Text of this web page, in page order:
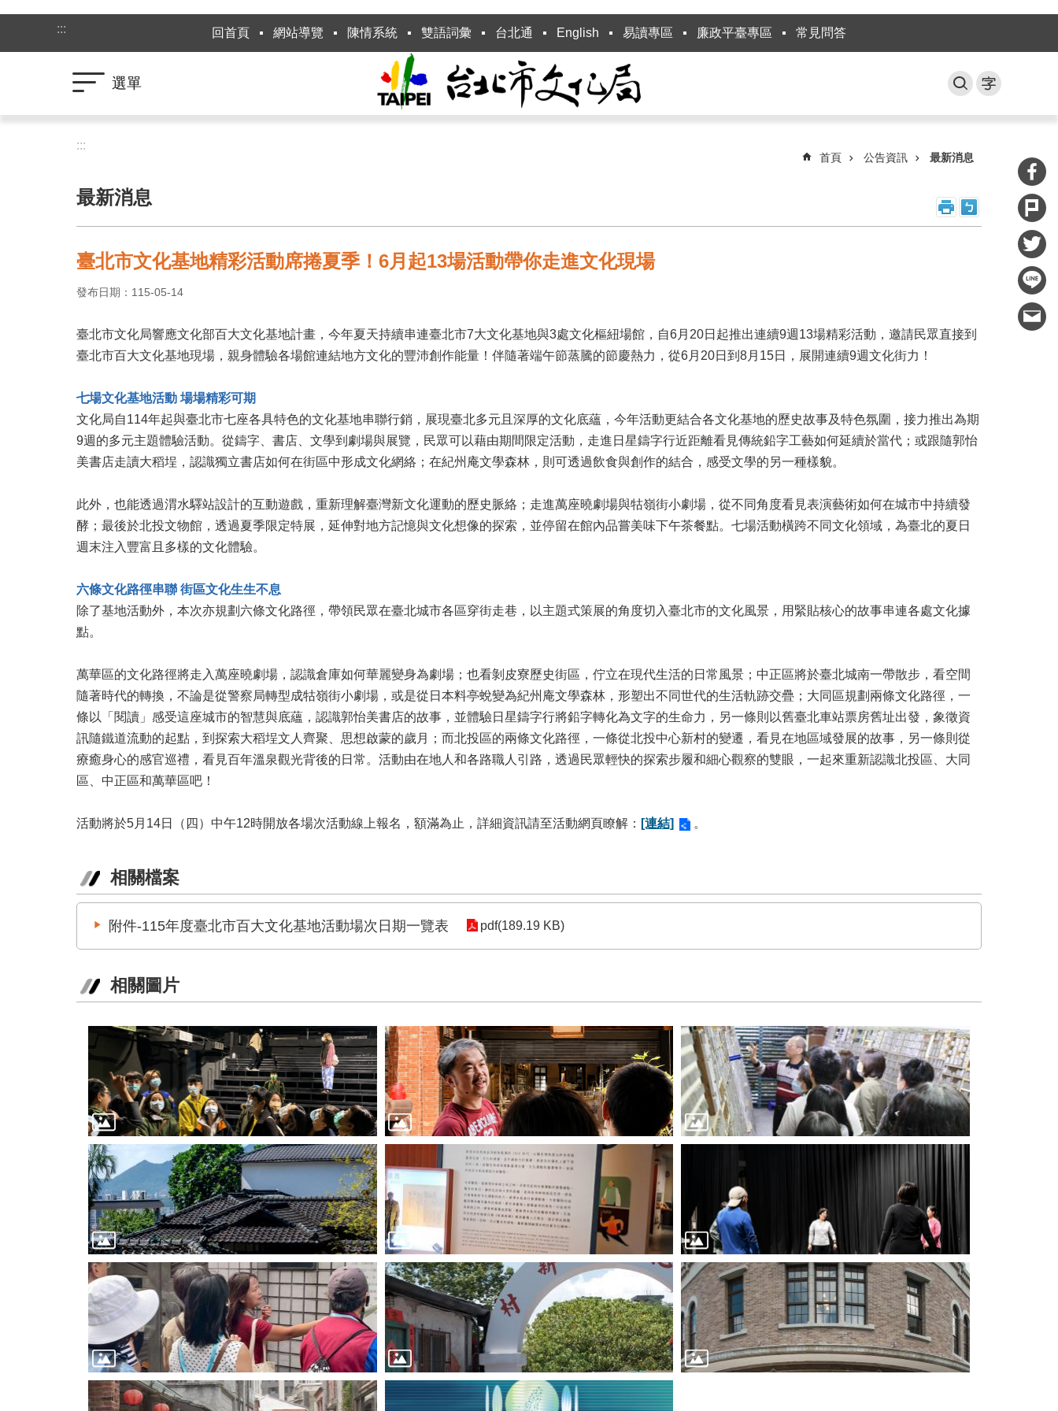
跳到主要內容區塊
:::
回首頁 網站導覽 陳情系統 雙語詞彙 台北通 English 易讀專區 廉政平臺專區 常見問答
選單
:::
首頁 公告資訊 最新消息
最新消息
臺北市文化基地精彩活動席捲夏季！6月起13場活動帶你走進文化現場
發布日期：115-05-14
臺北市文化局響應文化部百大文化基地計畫，今年夏天持續串連臺北市7大文化基地與3處文化樞紐場館，自6月20日起推出連續9週13場精彩活動，邀請民眾直接到
臺北市百大文化基地現場，親身體驗各場館連結地方文化的豐沛創作能量！伴隨著端午節蒸騰的節慶熱力，從6月20日到8月15日，展開連續9週文化街力！
七場文化基地活動 場場精彩可期
文化局自114年起與臺北市七座各具特色的文化基地串聯行銷，展現臺北多元且深厚的文化底蘊，今年活動更結合各文化基地的歷史故事及特色氛圍，接力推出為期
9週的多元主題體驗活動。從鑄字、書店、文學到劇場與展覽，民眾可以藉由期間限定活動，走進日星鑄字行近距離看見傳統鉛字工藝如何延續於當代；或跟隨郭怡
美書店走讀大稻埕，認識獨立書店如何在街區中形成文化網絡；在紀州庵文學森林，則可透過飲食與創作的結合，感受文學的另一種樣貌。
此外，也能透過渭水驛站設計的互動遊戲，重新理解臺灣新文化運動的歷史脈絡；走進萬座曉劇場與牯嶺街小劇場，從不同角度看見表演藝術如何在城市中持續發
酵；最後於北投文物館，透過夏季限定特展，延伸對地方記憶與文化想像的探索，並停留在館內品嘗美味下午茶餐點。七場活動橫跨不同文化領域，為臺北的夏日
週末注入豐富且多樣的文化體驗。
六條文化路徑串聯 街區文化生生不息
除了基地活動外，本次亦規劃六條文化路徑，帶領民眾在臺北城市各區穿街走巷，以主題式策展的角度切入臺北市的文化風景，用緊貼核心的故事串連各處文化據
點。
萬華區的文化路徑將走入萬座曉劇場，認識倉庫如何華麗變身為劇場；也看剝皮寮歷史街區，佇立在現代生活的日常風景；中正區將於臺北城南一帶散步，看空間
隨著時代的轉換，不論是從警察局轉型成牯嶺街小劇場，或是從日本料亭蛻變為紀州庵文學森林，形塑出不同世代的生活軌跡交疊；大同區規劃兩條文化路徑，一
條以「閱讀」感受這座城市的智慧與底蘊，認識郭怡美書店的故事，並體驗日星鑄字行將鉛字轉化為文字的生命力，另一條則以舊臺北車站票房舊址出發，象徵資
訊隨鐵道流動的起點，到探索大稻埕文人齊聚、思想啟蒙的歲月；而北投區的兩條文化路徑，一條從北投中心新村的變遷，看見在地區域發展的故事，另一條則從
療癒身心的感官巡禮，看見百年溫泉觀光背後的日常。活動由在地人和各路職人引路，透過民眾輕快的探索步履和細心觀察的雙眼，一起來重新認識北投區、大同
區、中正區和萬華區吧！
活動將於5月14日（四）中午12時開放各場次活動線上報名，額滿為止，詳細資訊請至活動網頁瞭解： [連結] 。
相關檔案
附件-115年度臺北市百大文化基地活動場次日期一覽表 pdf(189.19 KB)
相關圖片